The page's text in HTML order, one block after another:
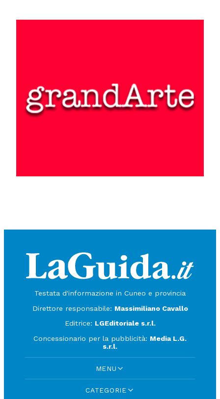
Testata d'informazione in Cuneo e provincia
Direttore responsabile: Massimiliano Cavallo
Editrice: LGEditoriale s.r.l.
Concessionario per la pubblicità: Media L.G.
s.r.l.
MENU
CATEGORIE